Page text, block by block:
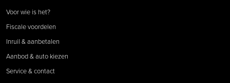
Voor wie is het?
Fiscale voordelen
Inruil & aanbetalen
Aanbod & auto kiezen
Service & contact